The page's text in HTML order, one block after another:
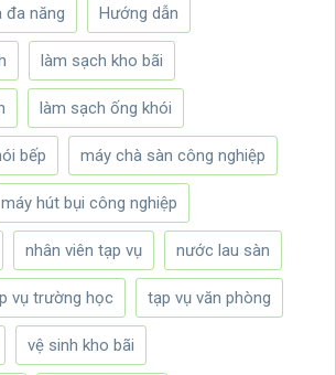
đa năng Hướng dẫn
làm sạch kho bãi
làm sạch ống khói
bếp máy chà sàn công nghiệp
máy hút bụi công nghiệp
nhân viên tạp vụ nước lau sàn
vụ trường học tạp vụ văn phòng
vệ sinh kho bãi